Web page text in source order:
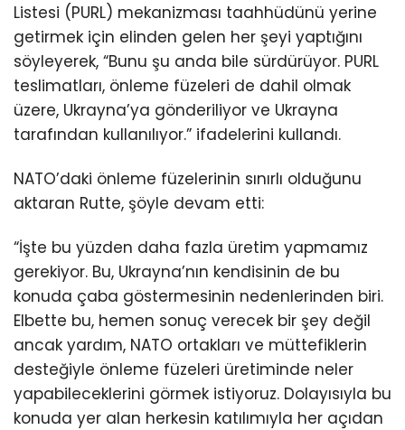
Listesi (PURL) mekanizması taahhüdünü yerine
getirmek için elinden gelen her şeyi yaptığını
söyleyerek, “Bunu şu anda bile sürdürüyor. PURL
teslimatları, önleme füzeleri de dahil olmak
üzere, Ukrayna’ya gönderiliyor ve Ukrayna
tarafından kullanılıyor.” ifadelerini kullandı.
NATO’daki önleme füzelerinin sınırlı olduğunu
aktaran Rutte, şöyle devam etti:
“İşte bu yüzden daha fazla üretim yapmamız
gerekiyor. Bu, Ukrayna’nın kendisinin de bu
konuda çaba göstermesinin nedenlerinden biri.
Elbette bu, hemen sonuç verecek bir şey değil
ancak yardım, NATO ortakları ve müttefiklerin
desteğiyle önleme füzeleri üretiminde neler
yapabileceklerini görmek istiyoruz. Dolayısıyla bu
konuda yer alan herkesin katılımıyla her açıdan